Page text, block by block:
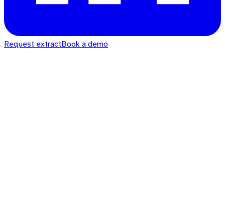
Request extractBook a demo